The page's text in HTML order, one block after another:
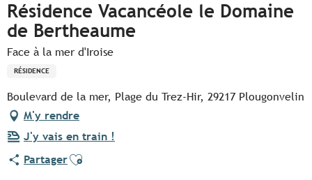
Résidence Vacancéole le Domaine
de Bertheaume
Face à la mer d'Iroise
RÉSIDENCE
Boulevard de la mer, Plage du Trez-Hir, 29217 Plougonvelin
M'y rendre
J'y vais en train !
PartagerAjouter aux favoris